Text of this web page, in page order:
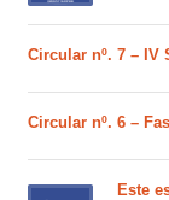
Circular nº. 7 – IV
Circular nº. 6 –
Este